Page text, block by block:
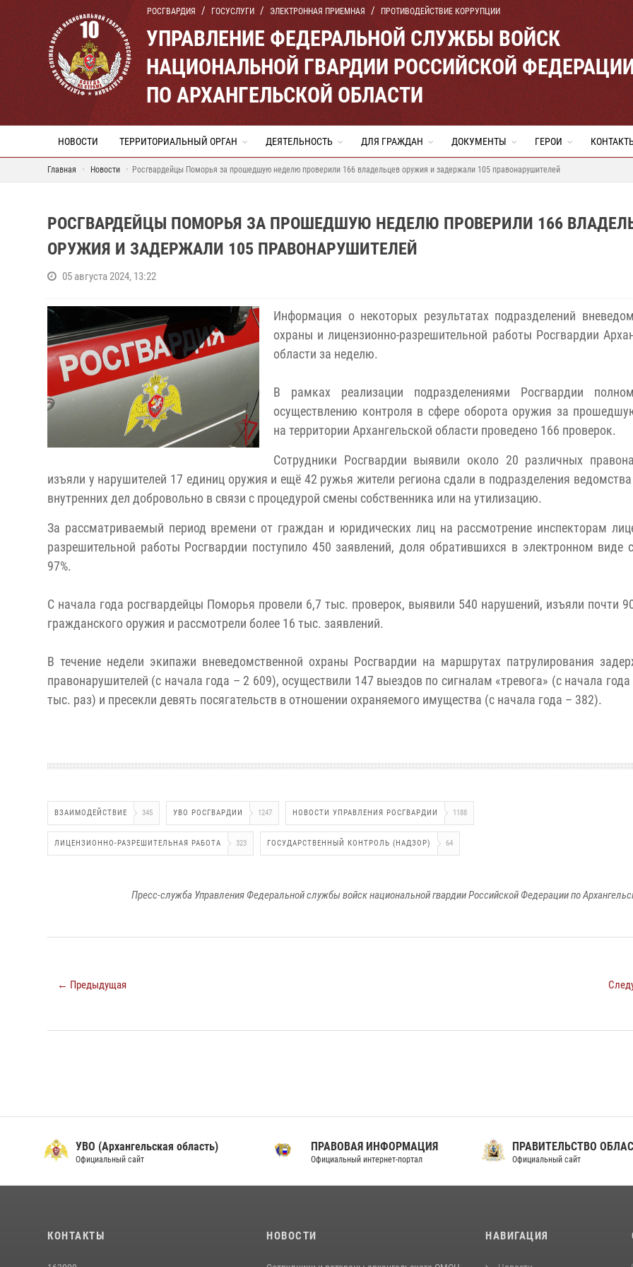
РОСГВАРДИЯ ГОСУСЛУГИ ЭЛЕКТРОННАЯ ПРИЕМНАЯ ПРОТИВОДЕЙСТВИЕ КОРРУПЦИИ
УПРАВЛЕНИЕ ФЕДЕРАЛЬНОЙ СЛУЖБЫ ВОЙСК
НАЦИОНАЛЬНОЙ ГВАРДИИ РОССИЙСКОЙ
ПО АРХАНГЕЛЬСКОЙ ОБЛАСТИ
НОВОСТИ ТЕРРИТОРИАЛЬНЫЙ ОРГАН ДЕЯТЕЛЬНОСТЬ ДЛЯ ГРАЖДАН ДОКУМЕНТЫ ГЕРОИ
Главная Новости Росгвардейцы Поморья за прошедшую неделю проверили 166 владельцев оружия и задержали 105 правонарушителей
РОСГВАРДЕЙЦЫ ПОМОРЬЯ ЗА ПРОШЕДШУЮ НЕДЕЛЮ ПРОВЕРИЛИ 166
ОРУЖИЯ И ЗАДЕРЖАЛИ 105 ПРАВОНАРУШИТЕЛЕЙ
05 августа 2024, 13:22
Информация о некоторых результатах подразделений
охраны и лицензионно-разрешительной работы Росгвардии
области за неделю.
В рамках реализации подразделениями Росгвардии
осуществлению контроля в сфере оборота оружия за
на территории Архангельской области проведено 166 проверок.
Сотрудники Росгвардии выявили около 20 различных
изъяли у нарушителей 17 единиц оружия и ещё 42 ружья жители региона сдали в подразделения
внутренних дел добровольно в связи с процедурой смены собственника или на утилизацию.
За рассматриваемый период времени от граждан и юридических лиц на рассмотрение инспекторам
разрешительной работы Росгвардии поступило 450 заявлений, доля обратившихся в электронном виде
97%.
С начала года росгвардейцы Поморья провели 6,7 тыс. проверок, выявили 540 нарушений, изъяли почти
гражданского оружия и рассмотрели более 16 тыс. заявлений.
В течение недели экипажи вневедомственной охраны Росгвардии на маршрутах патрулирования
правонарушителей (с начала года – 2 609), осуществили 147 выездов по сигналам «тревога» (с начала года
тыс. раз) и пресекли девять посягательств в отношении охраняемого имущества (с начала года – 382).
ВЗАИМОДЕЙСТВИЕ 345 УВО РОСГВАРДИИ 1247 НОВОСТИ УПРАВЛЕНИЯ РОСГВАРДИИ 1188
ЛИЦЕНЗИОННО-РАЗРЕШИТЕЛЬНАЯ РАБОТА 323 ГОСУДАРСТВЕННЫЙ КОНТРОЛЬ (НАДЗОР) 64
Пресс-служба Управления Федеральной службы войск национальной гвардии Российской Федерации по
← Предыдущая
УВО (Архангельская область)
Официальный сайт
ПРАВОВАЯ ИНФОРМАЦИЯ
Официальный интернет-портал
ПРАВИТЕЛЬСТВО
Официальный сайт
КОНТАКТЫ НОВОСТИ НАВИГАЦИЯ